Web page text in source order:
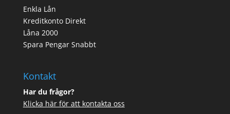
Enkla Lån
Kreditkonto Direkt
Låna 2000
Spara Pengar Snabbt
Kontakt
Har du frågor?
Klicka här för att kontakta oss